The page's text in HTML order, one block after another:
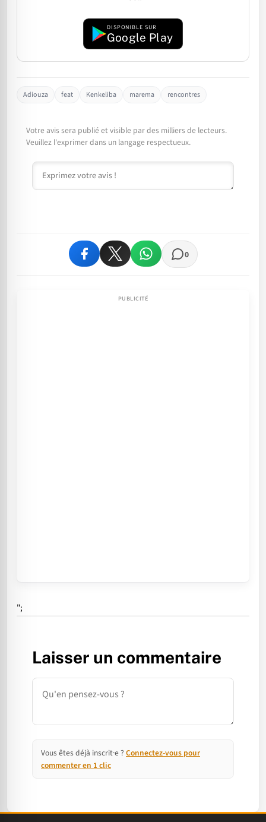
DISPONIBLE SUR
Google Play
Adiouza feat Kenkeliba marema rencontres
Votre avis sera publié et visible par des milliers de lecteurs.
Veuillez l'exprimer dans un langage respectueux.
Commentaire
0
";
Laisser un commentaire
Commentaire
Vous êtes déjà inscrit·e ? Connectez-vous pour
commenter en 1 clic